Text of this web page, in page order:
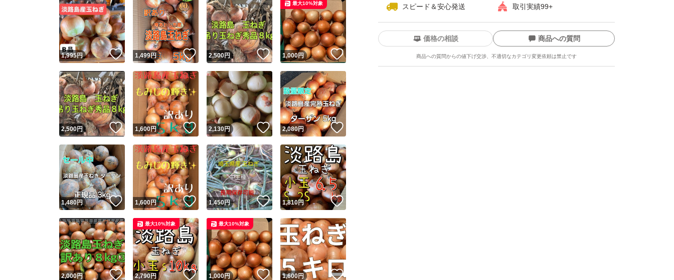
スピード＆安心発送 取引実績99+
ユーザーの実績について
価格の相談 商品への質問
商品への質問からの値下げ交渉、不適切なカテゴリ変更依頼は禁止です
1,995円 いいね！
1,499円 いいね！
2,500円 いいね！
1,000円 いいね！
最大10%対象
2,500円 いいね！
1,600円 いいね！
2,130円 いいね！
2,080円
1,480円 いいね！
1,600円 いいね！
1,450円 いいね！
1,810円
2,000円 いいね！
2,790円 いいね！
最大10%対象
1,000円 いいね！
最大10%対象
1,600円